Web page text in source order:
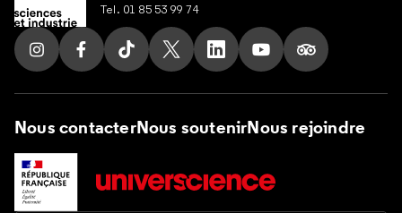
Tel. 01 85 53 99 74
Suivez nous sur Instagram
Suivez nous sur Facebook
Suivez nous sur Tik Tok
Suivez nous sur X
Suivez nous sur LinkedIn
Suivez nous sur
Suivez nous
Nous contacterNous soutenirNous rejoindre